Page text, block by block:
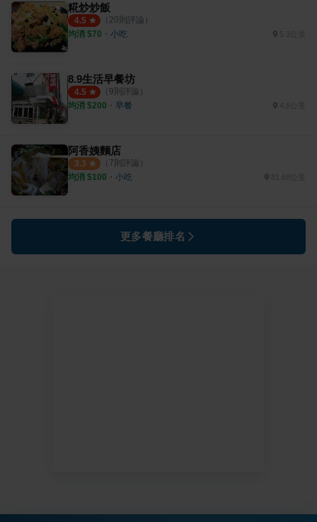
糀炒炒飯
4.5 （ 20則評論）
均消 $70 ・ 小吃 5.3公里
8.9生活早餐坊
4.5 （ 9則評論）
均消 $200 ・ 早餐 4.8公里
阿香姨麵店
3.3 （ 7則評論）
均消 $100 ・ 小吃
更多餐廳排名